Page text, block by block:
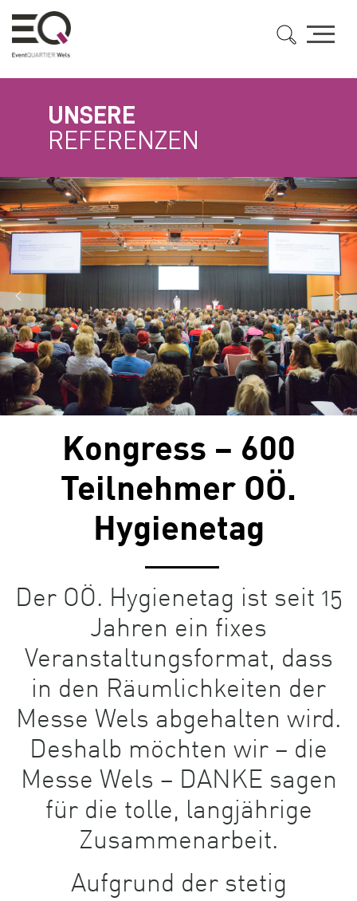
UNSERE
REFERENZEN
Kongress – 600
Teilnehmer OÖ.
Hygienetag
Der OÖ. Hygienetag ist seit 15
Jahren ein fixes
Veranstaltungsformat, dass
in den Räumlichkeiten der
Messe Wels abgehalten wird.
Deshalb möchten wir – die
Messe Wels – DANKE sagen
für die tolle, langjährige
Zusammenarbeit.
Aufgrund der stetig